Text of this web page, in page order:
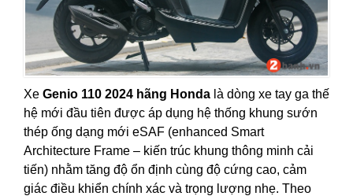
Xe Genio 110 2024 hãng Honda là dòng xe tay ga thế
hệ mới đầu tiên được áp dụng hệ thống khung sướn
thép ống dạng mới eSAF (enhanced Smart
Architecture Frame – kiến trúc khung thông minh cải
tiến) nhằm tăng độ ổn định cùng độ cứng cao, cảm
giác điều khiển chính xác và trọng lượng nhẹ. Theo